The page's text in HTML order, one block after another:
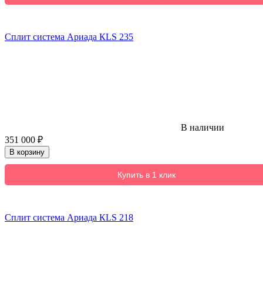
Сплит система Ариада КLS 235
В наличии
351 000 ₽
В корзину
Купить в 1 клик
Сплит система Ариада КLS 218